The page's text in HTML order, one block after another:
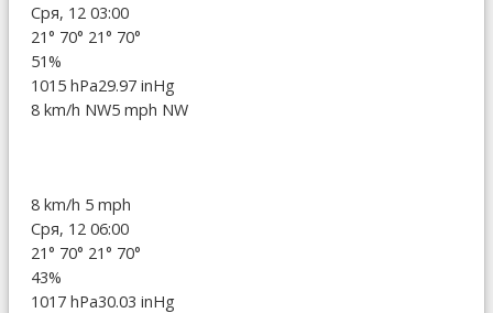
Сря, 12 03:00
21° 70° 21° 70°
51%
1015 hPa29.97 inHg
8 km/h NW5 mph NW
8 km/h 5 mph
Сря, 12 06:00
21° 70° 21° 70°
43%
1017 hPa30.03 inHg